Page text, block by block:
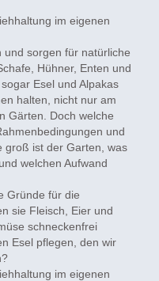
im eigenen
sorgen für natürliche
Hühner, Enten und
Esel und Alpakas
halten, nicht nur am
Gärten. Doch welche
und
groß ist der Garten, was
welchen Aufwand
Gründe für die
sie Fleisch, Eier und
schneckenfrei
Esel pflegen, den wir
im eigenen